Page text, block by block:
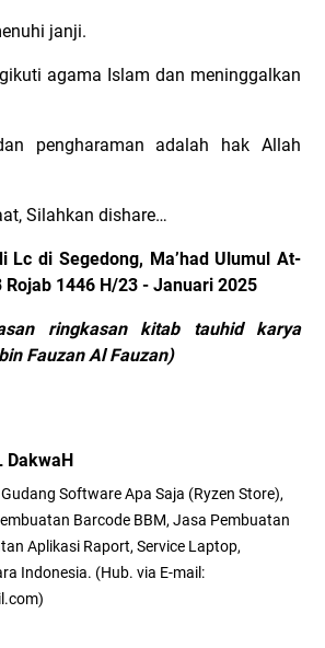
janji.
agama Islam dan meninggalkan
pengharaman adalah hak Allah
Silahkan dishare…
Lc di Segedong, Ma’had Ulumul At-
Rojab 1446 H/23 - Januari 2025
ringkasan kitab tauhid karya
Fauzan Al Fauzan)
DakwaH
Software Apa Saja (Ryzen Store),
Barcode BBM, Jasa Pembuatan
Aplikasi Raport, Service Laptop,
Indonesia. (Hub. via E-mail: